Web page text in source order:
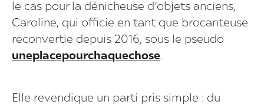
le cas pour la dénicheuse d’objets anciens,
Caroline, qui officie en tant que brocanteuse
reconvertie depuis 2016, sous le pseudo
uneplacepourchaquechose.
Elle revendique un parti pris simple : du